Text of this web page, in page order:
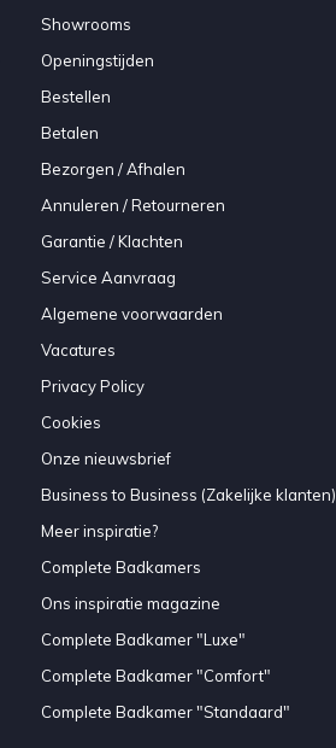
Showrooms
Openingstijden
Bestellen
Betalen
Bezorgen / Afhalen
Annuleren / Retourneren
Garantie / Klachten
Service Aanvraag
Algemene voorwaarden
Vacatures
Privacy Policy
Cookies
Onze nieuwsbrief
Business to Business (Zakelijke klanten)
Meer inspiratie?
Complete Badkamers
Ons inspiratie magazine
Complete Badkamer "Luxe"
Complete Badkamer "Comfort"
Complete Badkamer "Standaard"